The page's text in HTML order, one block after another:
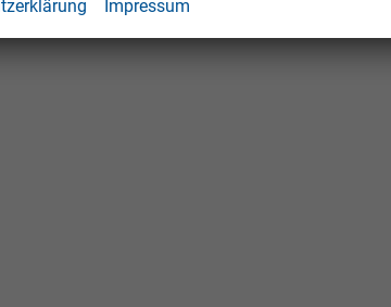
Impressum